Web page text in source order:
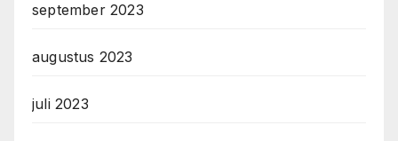
september 2023
augustus 2023
juli 2023